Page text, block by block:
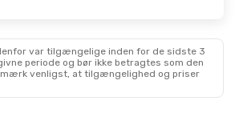
var tilgængelige inden for de sidste 3
periode og bør ikke betragtes som den
venligst, at tilgængelighed og priser